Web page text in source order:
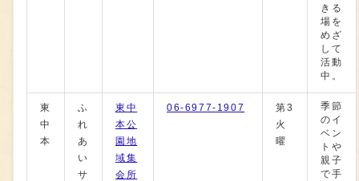
きる
場を
めざ
して
活動
中。
東
中
本
ふ
れ
あ
い
サ
東中
本公
園地
域集
会所
06-6977-1907
第3
火
曜
季節
のイ
ベン
トや
親子
で手